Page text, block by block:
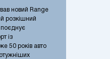
новий Range
розкішний
із
50 років авто